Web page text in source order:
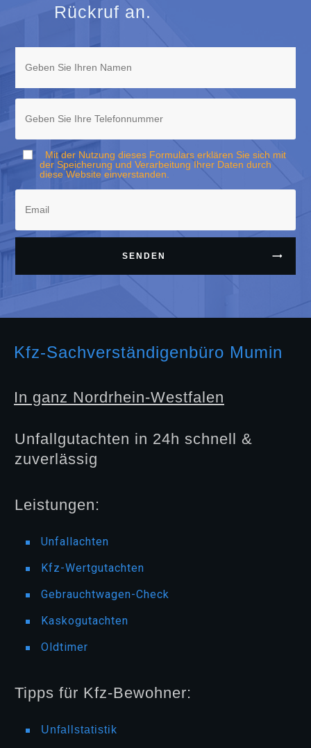
Rückruf an.
Mit der Nutzung dieses Formulars erklären Sie sich mit
der Speicherung und Verarbeitung Ihrer Daten durch
diese Website einverstanden.
SENDEN
Kfz-Sachverständigenbüro Mumin
In ganz Nordrhein-Westfalen
Unfallgutachten in 24h schnell &
zuverlässig
Leistungen:
Unfallachten
Kfz-Wertgutachten
Gebrauchtwagen-Check
Kaskogutachten
Oldtimer
Tipps für Kfz-Bewohner:
Unfallstatistik